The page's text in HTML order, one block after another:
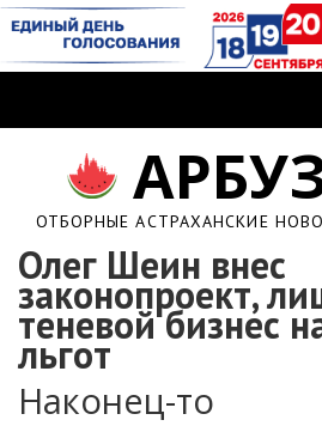
ОТБОРНЫЕ АСТРАХАНСКИЕ
Олег Шеин внес
законопроект,
теневой бизнес
льгот
Наконец-то